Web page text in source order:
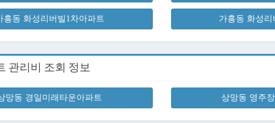
흥동 화성리버빌1차아파트 가흥동 화성리
관리비 조회 정보
망동 경일미래타운아파트 상망동 영주